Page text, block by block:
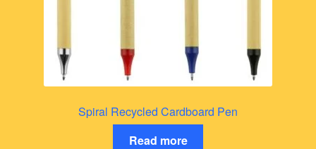
Spiral Recycled Cardboard Pen
Read more